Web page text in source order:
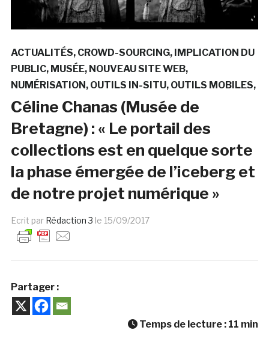
ACTUALITÉS CROWD-SOURCING IMPLICATION DU
PUBLIC MUSÉE NOUVEAU SITE WEB
NUMÉRISATION OUTILS IN-SITU OUTILS MOBILES
Céline Chanas (Musée de
Bretagne) : « Le portail des
collections est en quelque sorte
la phase émergée de l’iceberg et
de notre projet numérique »
Ecrit par Rédaction 3 le 15/09/2017
Partager :
Temps de lecture : 11 min